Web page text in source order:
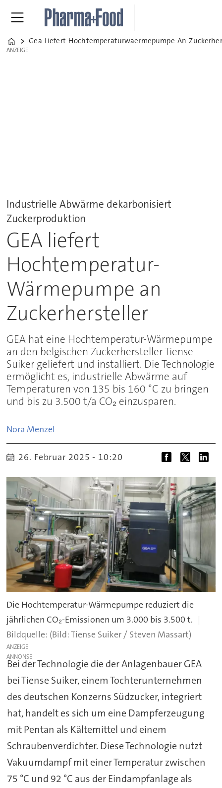
Home
Gea-Liefert-Hochtemperaturwaermepumpe-An-
ANZEIGE
ANZEIGE
Industrielle Abwärme dekarbonisiert
Zuckerproduktion
GEA liefert
Hochtemperatur-
Wärmepumpe an
Zuckerhersteller
GEA hat eine Hochtemperatur-Wärmepumpe
an den belgischen Zuckerhersteller Tiense
Suiker geliefert und installiert. Die Technologie
ermöglicht es, industrielle Abwärme auf
Temperaturen von 135 bis 160 °C zu bringen
und bis zu 3.500 t/a CO₂ einzusparen.
Nora Menzel
26. Februar 2025 - 10:20
Die Hochtemperatur-Wärmepumpe reduziert die
jährlichen CO₂-Emissionen um 3.000 bis 3.500 t.
(Bild: Tiense Suiker / Steven Massart)
ANZEIGE
Bei der Technologie die der Anlagenbauer GEA
bei Tiense Suiker, einem Tochterunternehmen
des deutschen Konzerns Südzucker, integriert
hat, handelt es sich um eine Dampferzeugung
mit Pentan als Kältemittel und einem
Schraubenverdichter. Diese Technologie nutzt
Vakuumdampf mit einer Temperatur zwischen
75 °C und 92 °C aus der Eindampfanlage als